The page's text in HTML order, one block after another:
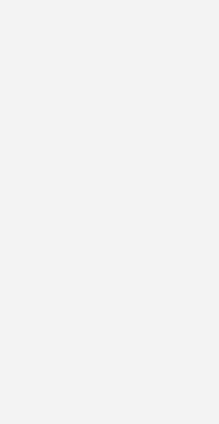
mit Marco Scharobe von
seinen Sitz in Berlin-Friedrichshain.
besuchte das Ingenieurbüro für einen
Marco Scharobe. Der erklärt, wie